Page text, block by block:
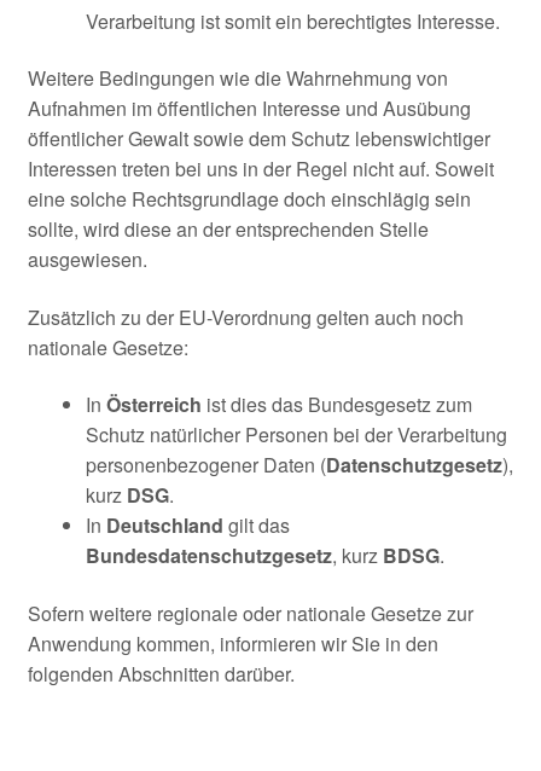
Verarbeitung ist somit ein berechtigtes Interesse.
Weitere Bedingungen wie die Wahrnehmung von
Aufnahmen im öffentlichen Interesse und Ausübung
öffentlicher Gewalt sowie dem Schutz lebenswichtiger
Interessen treten bei uns in der Regel nicht auf. Soweit
eine solche Rechtsgrundlage doch einschlägig sein
sollte, wird diese an der entsprechenden Stelle
ausgewiesen.
Zusätzlich zu der EU-Verordnung gelten auch noch
nationale Gesetze:
In Österreich ist dies das Bundesgesetz zum
Schutz natürlicher Personen bei der Verarbeitung
personenbezogener Daten (Datenschutzgesetz),
kurz DSG.
In Deutschland gilt das
Bundesdatenschutzgesetz, kurzBDSG.
Sofern weitere regionale oder nationale Gesetze zur
Anwendung kommen, informieren wir Sie in den
folgenden Abschnitten darüber.